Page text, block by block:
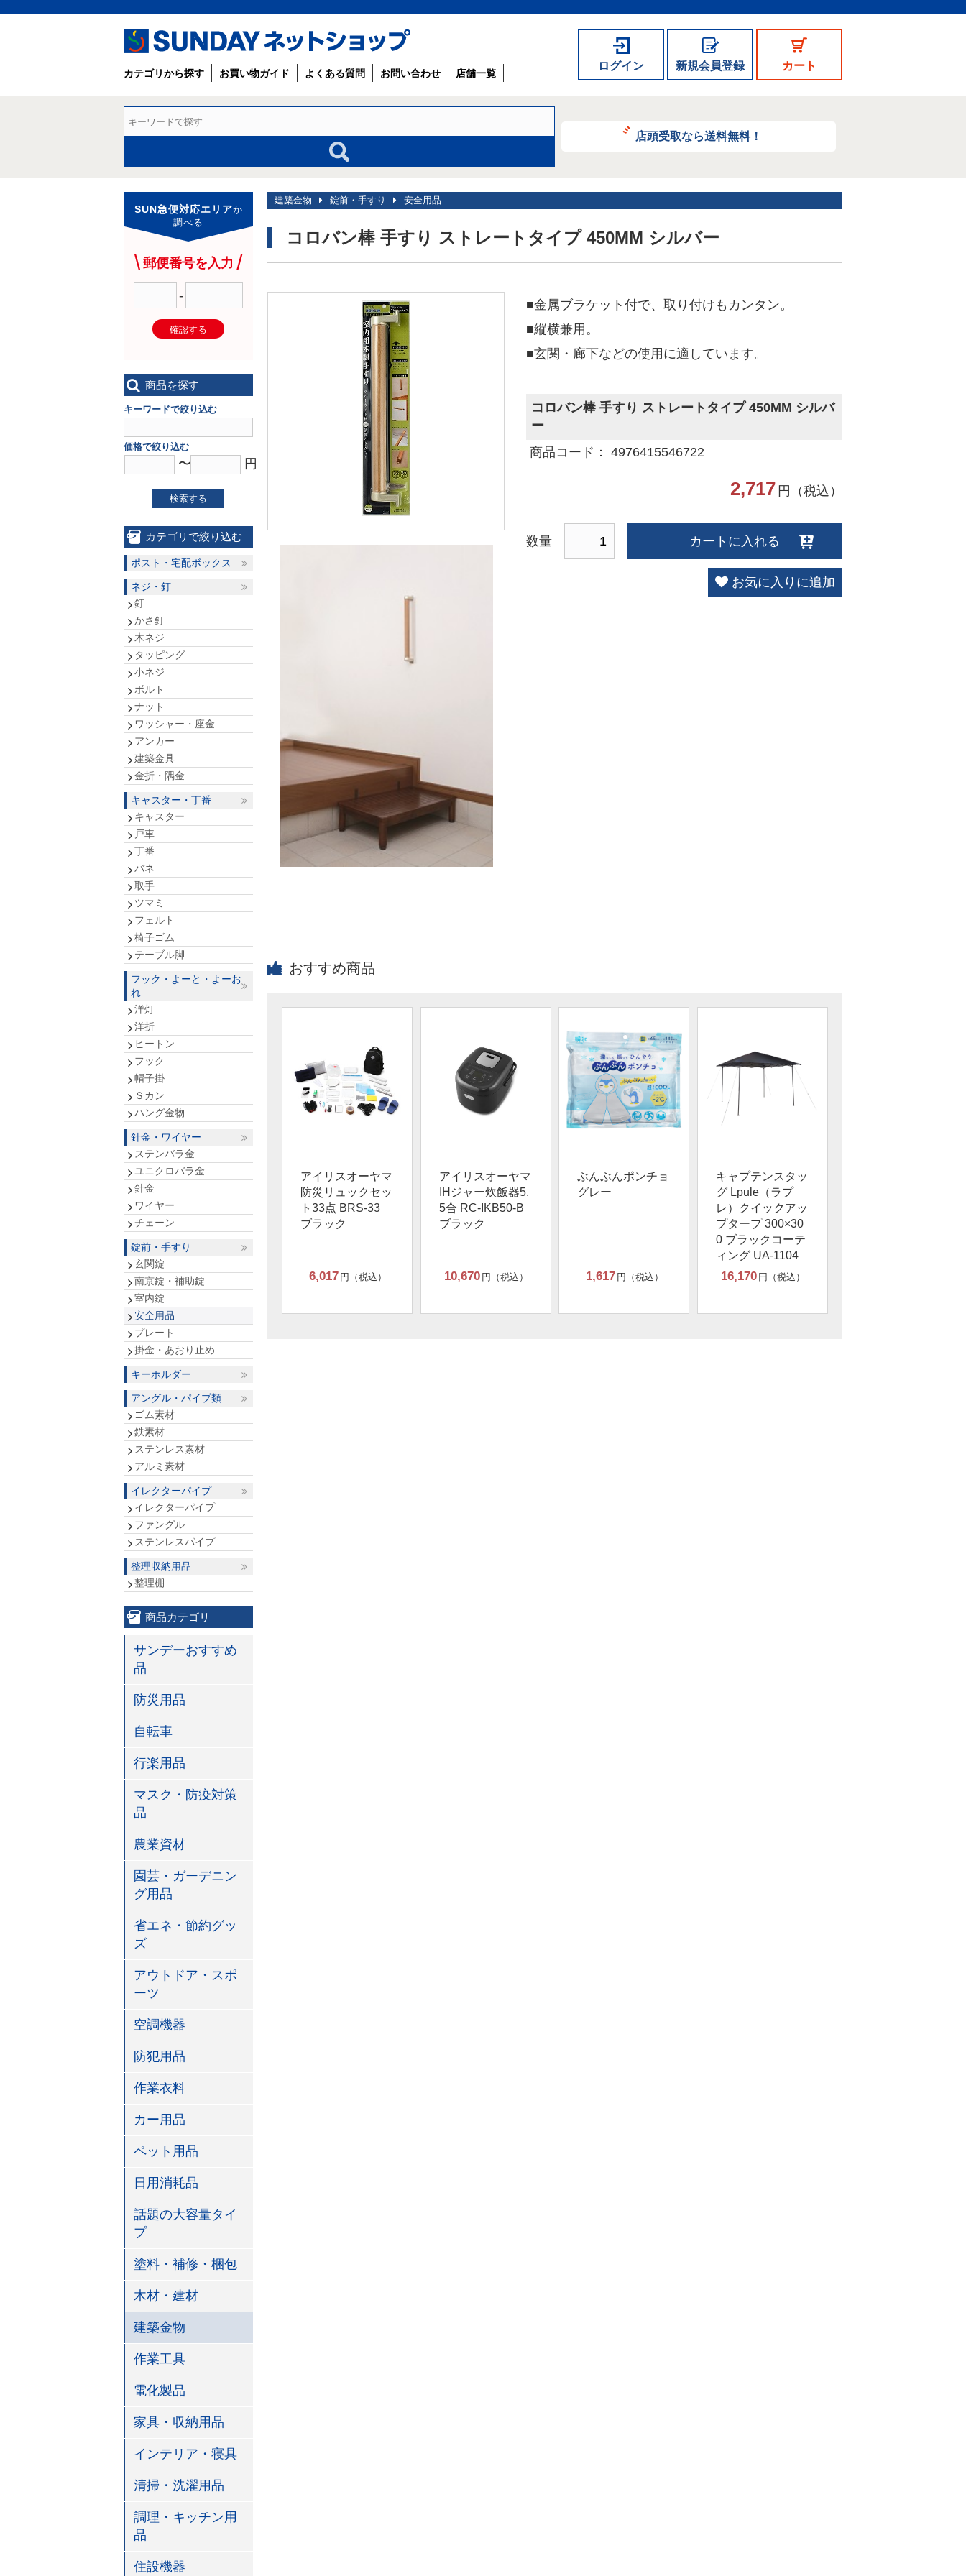
ログイン 新規会員登録 カート
カテゴリから探す お買い物ガイド よくある質問 お問い合わせ 店舗一覧
店頭受取なら送料無料！
建築金物 錠前・手すり 安全用品
コロバン棒 手すり ストレートタイプ 450MM シルバー
■金属ブラケット付で、取り付けもカンタン。
■縦横兼用。
■玄関・廊下などの使用に適しています。
コロバン棒 手すり ストレートタイプ 450MM シルバ
ー
商品コード： 4976415546722
2,717 円（税込）
数量 カートに入れる
お気に入りに追加
SUN急便対応エリアか
調べる
郵便番号を入力
-
確認する
商品を探す
キーワードで絞り込む
価格で絞り込む
〜 円
検索する
カテゴリで絞り込む
ポスト・宅配ボックス
ネジ・釘
釘
かさ釘
木ネジ
タッピング
小ネジ
ボルト
ナット
ワッシャー・座金
アンカー
建築金具
金折・隅金
キャスター・丁番
キャスター
戸車
丁番
バネ
取手
ツマミ
フェルト
椅子ゴム
テーブル脚
フック・よーと・よーお
れ
洋灯
洋折
ヒートン
フック
帽子掛
Ｓカン
ハング金物
針金・ワイヤー
ステンバラ金
ユニクロバラ金
針金
ワイヤー
チェーン
錠前・手すり
玄関錠
南京錠・補助錠
室内錠
安全用品
プレート
掛金・あおり止め
キーホルダー
アングル・パイプ類
ゴム素材
鉄素材
ステンレス素材
アルミ素材
イレクターパイプ
イレクターパイプ
ファングル
ステンレスパイプ
整理収納用品
整理棚
商品カテゴリ
サンデーおすすめ
品
防災用品
自転車
行楽用品
マスク・防疫対策
品
農業資材
園芸・ガーデニン
グ用品
省エネ・節約グッ
ズ
アウトドア・スポ
ーツ
空調機器
防犯用品
作業衣料
カー用品
ペット用品
日用消耗品
話題の大容量タイ
プ
塗料・補修・梱包
木材・建材
建築金物
作業工具
電化製品
家具・収納用品
インテリア・寝具
清掃・洗濯用品
調理・キッチン用
品
住設機器
おすすめ商品
アイリスオーヤマ
防災リュックセッ
ト33点 BRS-33
ブラック
6,017 円（税込）
アイリスオーヤマ
IHジャー炊飯器5.
5合 RC-IKB50-B
ブラック
10,670 円（税込）
ぶんぶんポンチョ
グレー
1,617 円（税込）
キャプテンスタッ
グ Lpule（ラプ
レ）クイックアッ
プタープ 300×30
0 ブラックコーテ
ィング UA-1104
16,170 円（税込）